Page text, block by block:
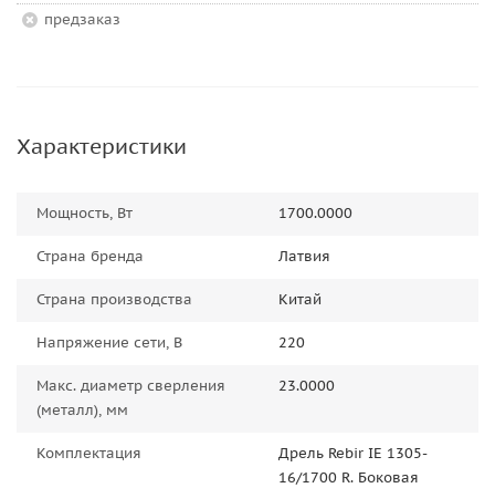
Предзаказ
Характеристики
Мощность, Вт 1700.0000
Страна бренда Латвия
Страна производства Китай
Напряжение сети, В 220
Макс. диаметр сверления
(металл), мм
23.0000
Комплектация
Дрель Rebir IE 1305-
16/1700 R. Боковая